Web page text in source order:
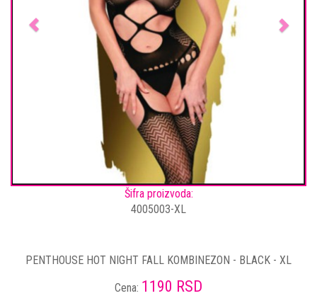
Šifra proizvoda:
4005003-XL
PENTHOUSE HOT NIGHT FALL KOMBINEZON - BLACK - XL
Cena: 1190 RSD